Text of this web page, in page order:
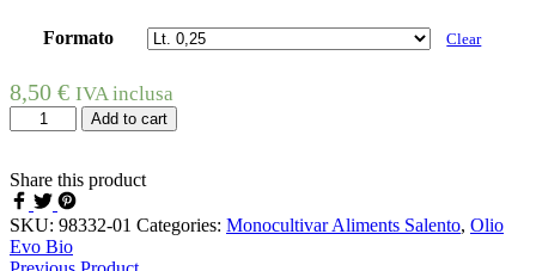
Formato Clear
8,50 € IVA inclusa
Quantity Add to cart
Share this product
SKU: 98332-01 Categories: Monocultivar Aliments Salento, Olio
Evo Bio